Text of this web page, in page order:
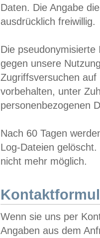
Daten. Die Angabe
ausdrücklich freiwillig.
Die
gegen unsere
Zugriffsversuchen
vorbehalten, unter
personenbezogenen
Nach 60 Tagen
Log-Dateien
nicht mehr möglich.
Wenn sie uns per
Angaben aus dem